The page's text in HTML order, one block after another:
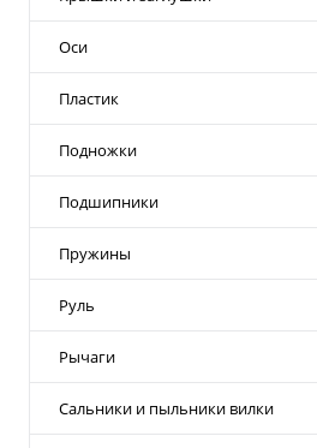
Оси
Пластик
Подножки
Подшипники
Пружины
Руль
Рычаги
Сальники и пыльники вилки